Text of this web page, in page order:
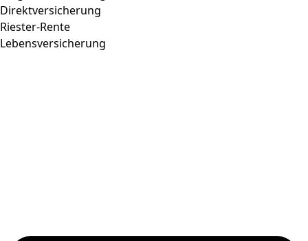
Direktversicherung
Riester-Rente
Lebensversicherung